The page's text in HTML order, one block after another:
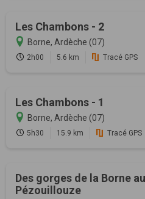
Les Chambons - 2
Borne, Ardèche (07)
2h00 5.6 km Tracé GPS
Les Chambons - 1
Borne, Ardèche (07)
5h30 15.9 km Tracé GPS
Des gorges de la Borne
Pézouillouze